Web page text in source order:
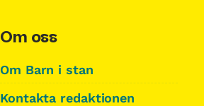
Om oss
Om Barn i stan
Kontakta redaktionen